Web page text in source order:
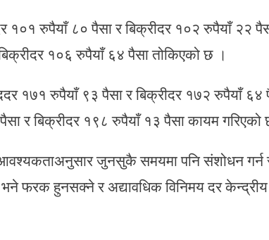
रुपैयाँ ८० पैसा र बिक्रीदर १०२ रुपैयाँ २२
१०६ रुपैयाँ ६४ पैसा तोकिएको छ ।
१७१ रुपैयाँ ९३ पैसा र बिक्रीदर १७२ रुपैयाँ ६४
र बिक्रीदर १९८ रुपैयाँ १३ पैसा कायम गरिएको
आवश्यकताअनुसार जुनसुकै समयमा पनि संशोधन
फरक हुनसक्ने र अद्यावधिक विनिमय दर